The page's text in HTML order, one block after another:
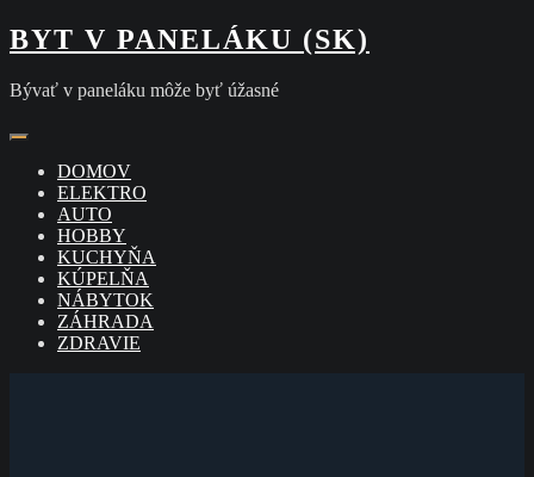
Skip
to
BYT V PANELÁKU (SK)
Bývať v paneláku môže byť úžasné
DOMOV
ELEKTRO
AUTO
HOBBY
KUCHYŇA
KÚPELŇA
NÁBYTOK
ZÁHRADA
ZDRAVIE